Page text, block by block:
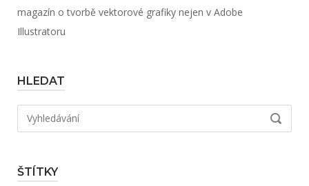
magazín o tvorbě vektorové grafiky nejen v Adobe
Illustratoru
HLEDAT
Hledat:
ŠTÍTKY